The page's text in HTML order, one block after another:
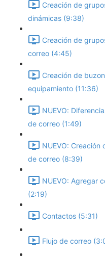
Creación de
dinámicas (9:38)
Creación de
correo (4:45)
Creación de
equipamiento (11:36)
NUEVO:
de correo (1:49)
NUEVO:
de correo (8:39)
NUEVO: Agregar
(2:19)
Contactos (5:31)
Flujo de correo